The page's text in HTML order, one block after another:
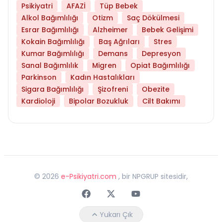
Psikiyatri AFAZİ
Tüp Bebek
Alkol Bağımlılığı
Otizm
Saç Dökülmesi
Esrar Bağımlılığı
Alzheimer
Bebek Gelişimi
Kokain Bağımlılığı
Baş Ağrıları
Stres
Kumar Bağımlılığı
Demans
Depresyon
Sanal Bağımlılık
Migren
Opiat Bağımlılığı
Parkinson
Kadın Hastalıkları
Sigara Bağımlılığı
Şizofreni
Obezite
Kardioloji
Bipolar Bozukluk Cilt Bakımı
© 2026 e-Psikiyatri.com , bir NPGRUP sitesidir,
FaceebokTwitterYoutube
Yukarı Çık